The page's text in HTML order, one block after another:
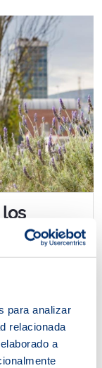
para analizar
relacionada
a
el